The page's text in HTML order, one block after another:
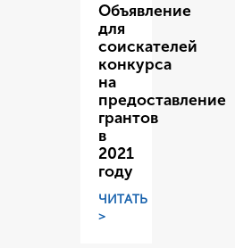
Объявление
для
соискателей
конкурса
на
предоставление
грантов
в
2021
году
ЧИТАТЬ
>